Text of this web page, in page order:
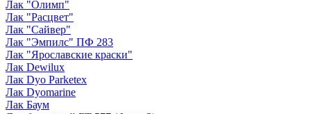
Лак "Олимп"
Лак "Расцвет"
Лак "Сайвер"
Лак "Эмпилс" ПФ 283
Лак "Ярославские краски"
Лак Dewilux
Лак Dyo Parketex
Лак Dyomarine
Лак Баум